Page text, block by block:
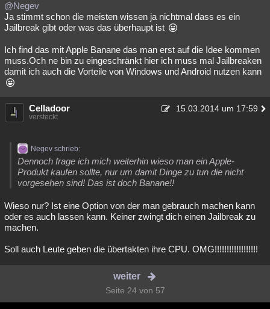
@Negev
Ja stimmt schon die meisten wissen ja nichtmal dass es ein
Jailbreak gibt oder was das überhaupt ist
Ich find das mit Apple Banane das man erst auf die Idee kommen
muss.Och ne bin zu eingeschränkt hier ich muss mal Jailbreaken
damit ich auch die Vorteile von Windows und Android nutzen kann
Celladoor 15.03.2014 um 17:59
versteckt
Negev schrieb:
Dennoch frage ich mich weiterhin wieso man ein Apple-
Produkt kaufen sollte, nur um damit Dinge zu tun die nicht
vorgesehen sind! Das ist doch Banane!!
Wieso nur? Ist eine Option von der man gebrauch machen kann
oder es auch lassen kann. Keiner zwingt dich einen Jailbreak zu
machen.
Soll auch Leute geben die übertakten ihre CPU. OMG!!!!!!!!!!!!!!!!!!
weiter
Seite 24 von 57